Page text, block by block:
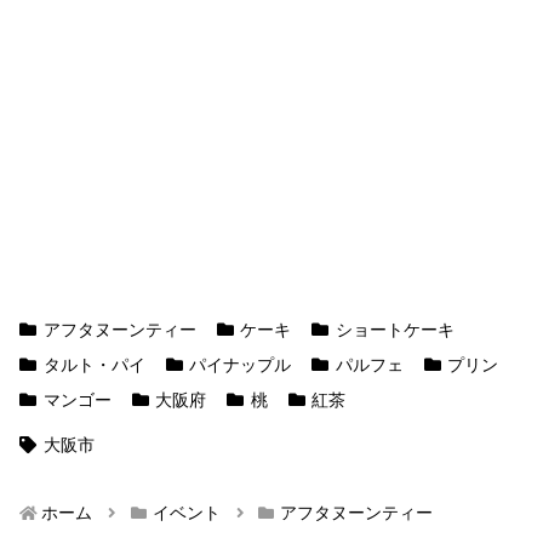
アフタヌーンティー ケーキ
ショートケーキ
タルト・パイ
パイナップル パルフェ
プリン
マンゴー
大阪府 桃 紅茶
大阪市
ホーム イベント アフタヌーンティー